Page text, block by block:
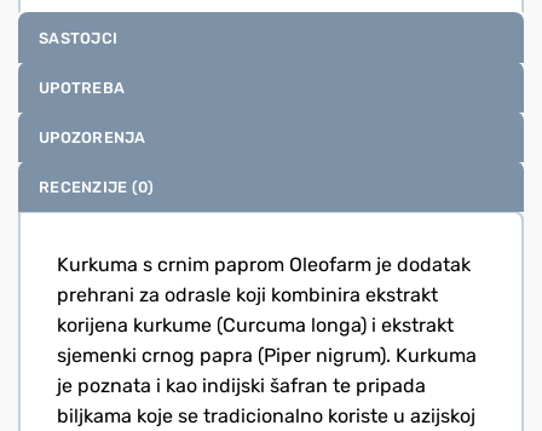
SASTOJCI
UPOTREBA
UPOZORENJA
RECENZIJE (0)
Kurkuma s crnim paprom Oleofarm je dodatak
prehrani za odrasle koji kombinira ekstrakt
korijena kurkume (Curcuma longa) i ekstrakt
sjemenki crnog papra (Piper nigrum). Kurkuma
je poznata i kao indijski šafran te pripada
biljkama koje se tradicionalno koriste u azijskoj